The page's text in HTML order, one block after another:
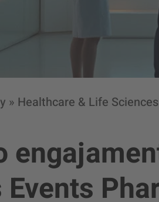
» Healthcare & Life Sciences
Events